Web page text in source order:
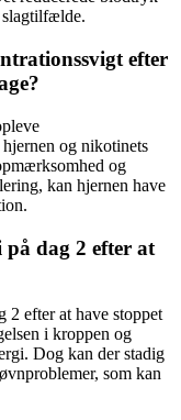
slagtilfælde.
efter
og nikotinets
og
kan hjernen have
på dag 2 efter at
2 efter at have stoppet
i kroppen og
Dog kan der stadig
som kan